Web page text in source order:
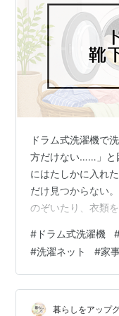
ドラム式洗濯機で
方だけない……」と
にはたしかに入れ
だけ見つからない
のぞいたり、衣類
衣類がゴムパッキ
り込んで、見失い
が見つからないか
必要はありません
場所から順番に確
# ドラム式洗濯機
#洗濯ネット #家
暮らしをアップ